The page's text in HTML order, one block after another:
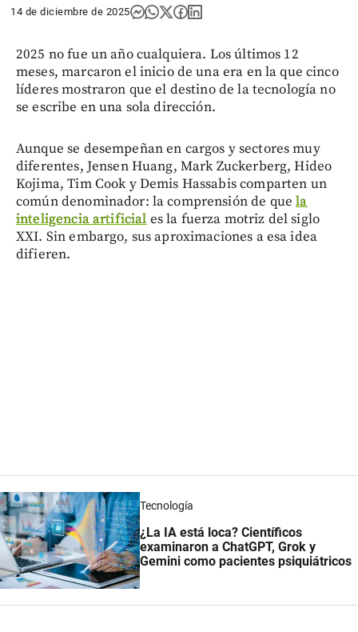
14 de diciembre de 2025
2025 no fue un año cualquiera. Los últimos 12
meses, marcaron el inicio de una era en la que cinco
líderes mostraron que el destino de la tecnología no
se escribe en una sola dirección.
Aunque se desempeñan en cargos y sectores muy
diferentes, Jensen Huang, Mark Zuckerberg, Hideo
Kojima, Tim Cook y Demis Hassabis comparten un
común denominador: la comprensión de quela
inteligencia artificial es la fuerza motriz del siglo
XXI. Sin embargo, sus aproximaciones a esa idea
difieren.
Tecnología
¿La IA está loca? Científicos
examinaron a ChatGPT, Grok y
Gemini como pacientes psiquiátricos